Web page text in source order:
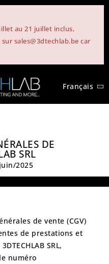
au 21 juillet inclus,
sales@3dtechlab.be car
Français
DE
SRL
2025
de vente (CGV)
de prestations et
3DTECHLAB SRL,
numéro